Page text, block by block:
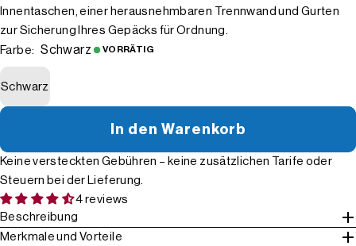
Innentaschen, einer herausnehmbaren Trennwand und Gurten
zur Sicherung Ihres Gepäcks für Ordnung.
Farbe:
Schwarz VORRÄTIG
Schwarz
In den Warenkorb
Keine versteckten Gebühren – keine zusätzlichen Tarife oder
Steuern bei der Lieferung.
4 reviews
Beschreibung
Merkmale und Vorteile